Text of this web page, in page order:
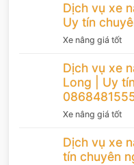
Dịch vụ xe
Uy tín
Xe nâng giá tốt
Dịch vụ xe
Long | Uy
Xe nâng giá tốt
Dịch vụ xe
tín chuyên